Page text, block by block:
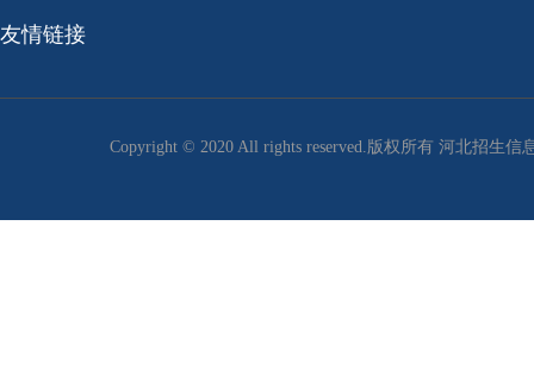
友情链接
Copyright © 2020 All rights reserved.版权所有 河北招生